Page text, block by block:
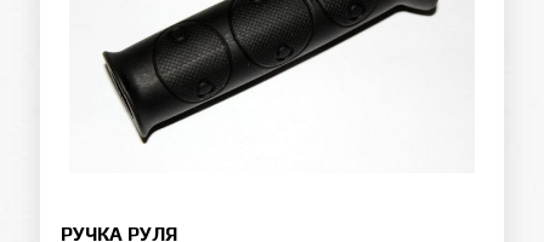
РУЧКА РУЛЯ